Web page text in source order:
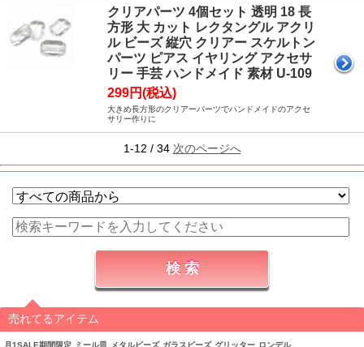
クリアパーツ 4個セット 透明 18 長
方形 大 カット レクタングル アクリ
ル ビーズ 縦穴 クリアー スケルトン
パーツ ピアス イヤリング アクセサ
リー 手芸 ハンドメイド 素材 U-109
299円(税込)
大きめ長方形のクリアーパーツでハンドメイドのアクセ
サリー作りに
1-12 / 34 次のページへ
売れてるアイテム
月1SALE期間限定 ミール皿 メタルビーズ ガラスビーズ グリッター ロンデル